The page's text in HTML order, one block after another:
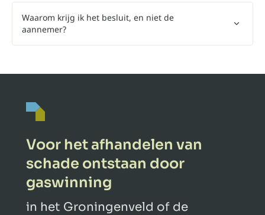
Waarom krijg ik het besluit, en niet de
aannemer?
Voor het afhandelen van
schade ontstaan door
gaswinning
in het Groningenveld of de